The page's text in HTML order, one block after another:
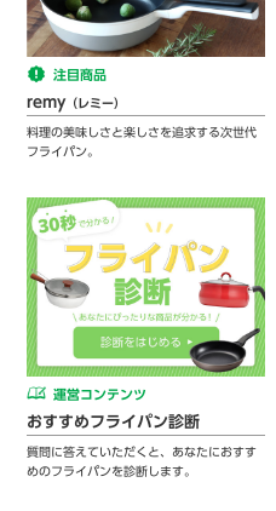
注目商品
remy（レミー）
料理の美味しさと楽しさを追求する次世代
フライパン。
運営コンテンツ
おすすめフライパン診断
質問に答えていただくと、あなたにおすす
めのフライパンを診断します。